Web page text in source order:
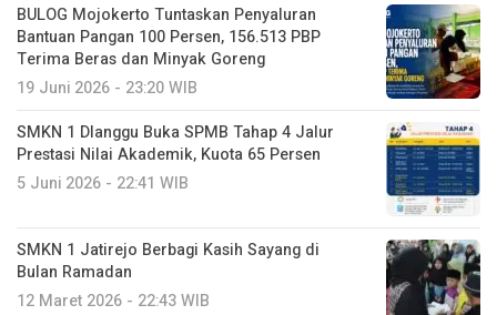
BULOG Mojokerto Tuntaskan Penyaluran
Bantuan Pangan 100 Persen, 156.513 PBP
Terima Beras dan Minyak Goreng
19 Juni 2026 - 23:20 WIB
SMKN 1 Dlanggu Buka SPMB Tahap 4 Jalur
Prestasi Nilai Akademik, Kuota 65 Persen
5 Juni 2026 - 22:41 WIB
SMKN 1 Jatirejo Berbagi Kasih Sayang di
Bulan Ramadan
12 Maret 2026 - 22:43 WIB